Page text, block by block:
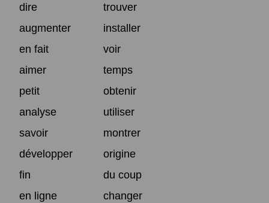
dire
trouver
augmenter
installer
en fait
voir
aimer
temps
petit
obtenir
analyse
utiliser
savoir
montrer
développer
origine
fin
du coup
en ligne
changer